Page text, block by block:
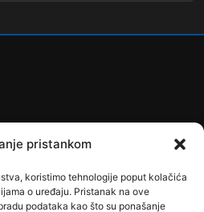
pristankom
koristimo tehnologije poput kolačića
o uređaju. Pristanak na ove
podataka kao što su ponašanje
Biciklizam
Borilački Sportovi
i župni uredi Dječji vrtići